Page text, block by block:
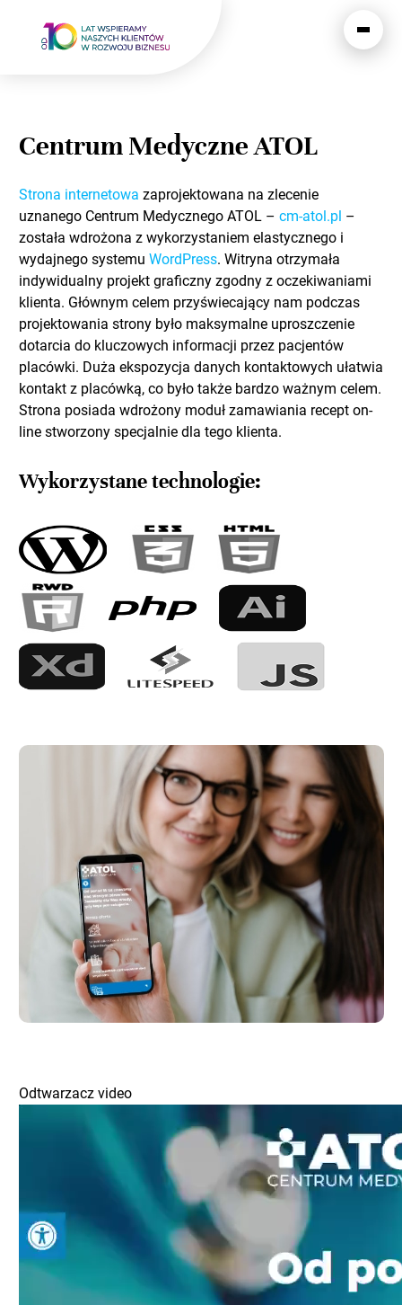
Centrum Medyczne ATOL
Strona internetowa zaprojektowana na zlecenie
uznanego Centrum Medycznego ATOL – cm-atol.pl –
została wdrożona z wykorzystaniem elastycznego i
wydajnego systemu WordPress. Witryna otrzymała
indywidualny projekt graficzny zgodny z oczekiwaniami
klienta. Głównym celem przyświecający nam podczas
projektowania strony było maksymalne uproszczenie
dotarcia do kluczowych informacji przez pacjentów
placówki. Duża ekspozycja danych kontaktowych ułatwia
kontakt z placówką, co było także bardzo ważnym celem.
Strona posiada wdrożony moduł zamawiania recept on-
line stworzony specjalnie dla tego klienta.
Wykorzystane technologie:
Odtwarzacz video